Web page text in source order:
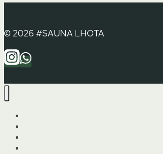
© 2026 #SAUNA LHOTA